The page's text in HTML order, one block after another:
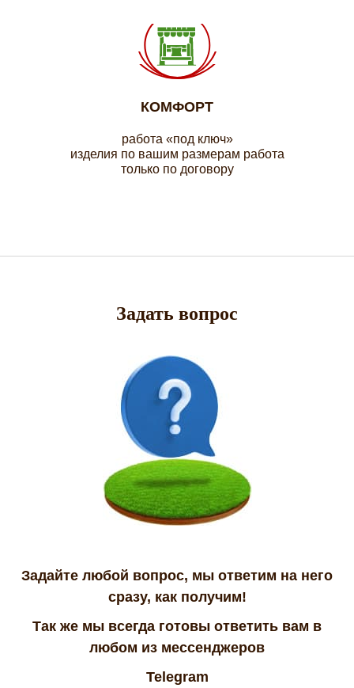
КОМФОРТ
работа «под ключ»
изделия по вашим размерам работа
только по договору
Задать вопрос
Задайте любой вопрос, мы ответим на него
сразу, как получим!
Так же мы всегда готовы ответить вам в
любом из мессенджеров
Telegram